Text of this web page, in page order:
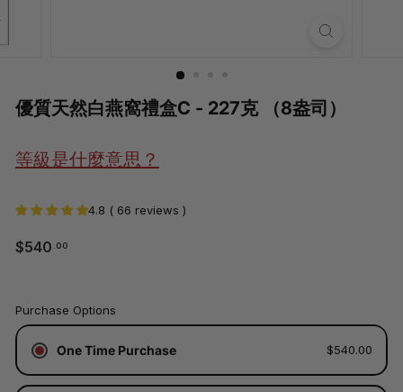
優質天然白燕窩禮盒C - 227克 （8盎司）
等級是什麼意思？
4.8 ( 66 reviews )
$540 .00
常
格
已
含
稅。
費
將
Purchase Options
One Time Purchase $540.00